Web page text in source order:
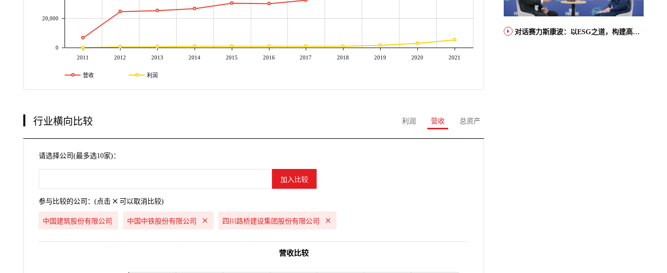
2011 2012 2013 2014 2015 2016 2017 2018 2019 2020 2021
0
20,000
营收 利润
行业横向比较 利润 营收 总资产
请选择公司(最多选10家)：
参与比较的公司：(点击 可以取消比较)
中国建筑股份有限公司 中国中铁股份有限公司 四川路桥建设集团股份有限公司
营收比较
对话赛力斯康波：以ESG之道，构建高端智能汽车品牌全球竞争力